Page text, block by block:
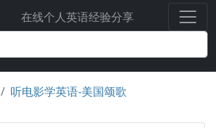
在线个人英语经验分享
听电影学英语-美国颂歌